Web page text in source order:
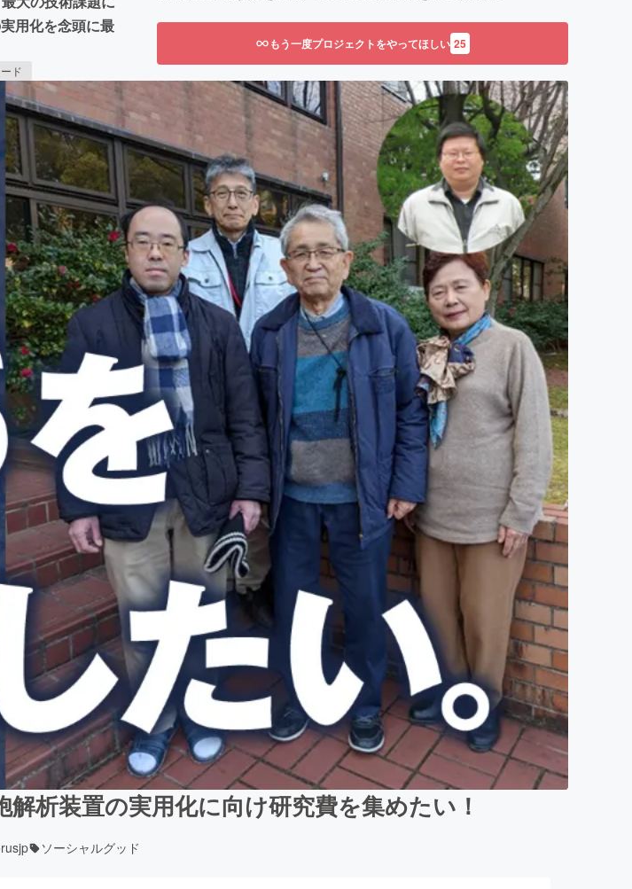
用化を念頭に最
ド
もう一度プロジェクトをやってほしい 25
析装置の実用化に向け研究費を集めたい！
ソーシャルグッド